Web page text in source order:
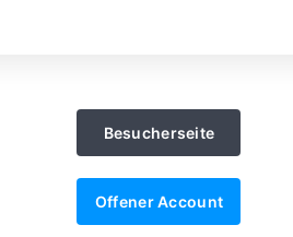
Besucherseite
Offener Account